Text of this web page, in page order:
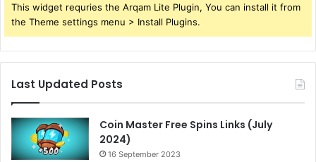
This widget requries the Arqam Lite Plugin, You can install it from
the Theme settings menu > Install Plugins.
Last Updated Posts
Coin Master Free Spins Links (July
2024)
16 September 2023